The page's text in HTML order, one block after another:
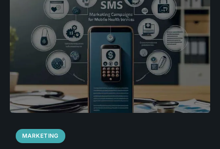
MARKETING